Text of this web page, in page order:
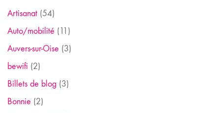
Artisanat (54)
Auto/mobilité (11)
Auvers-sur-Oise (3)
bewifi (2)
Billets de blog (3)
Bonnie (2)